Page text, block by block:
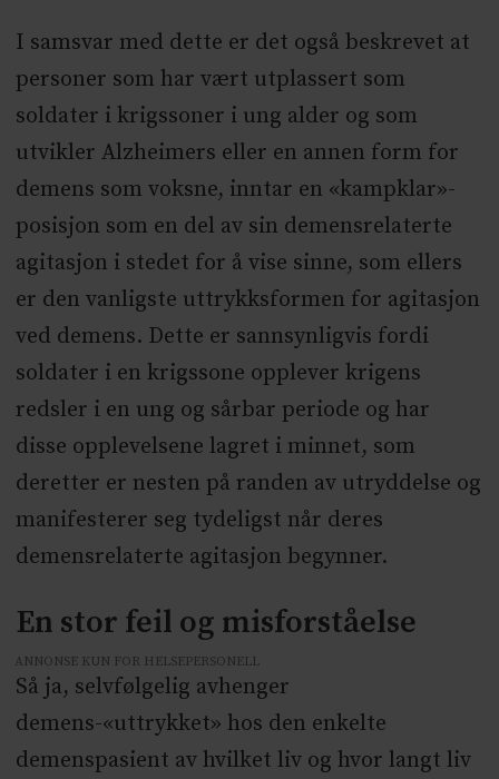
I samsvar med dette er det også beskrevet at
personer som har vært utplassert som
soldater i krigssoner i ung alder og som
utvikler Alzheimers eller en annen form for
demens som voksne, inntar en «kampklar»-
posisjon som en del av sin demensrelaterte
agitasjon i stedet for å vise sinne, som ellers
er den vanligste uttrykksformen for agitasjon
ved demens. Dette er sannsynligvis fordi
soldater i en krigssone opplever krigens
redsler i en ung og sårbar periode og har
disse opplevelsene lagret i minnet, som
deretter er nesten på randen av utryddelse og
manifesterer seg tydeligst når deres
demensrelaterte agitasjon begynner.
En stor feil og misforståelse
ANNONSE KUN FOR HELSEPERSONELL
Så ja, selvfølgelig avhenger
demens-«uttrykket» hos den enkelte
demenspasient av hvilket liv og hvor langt liv